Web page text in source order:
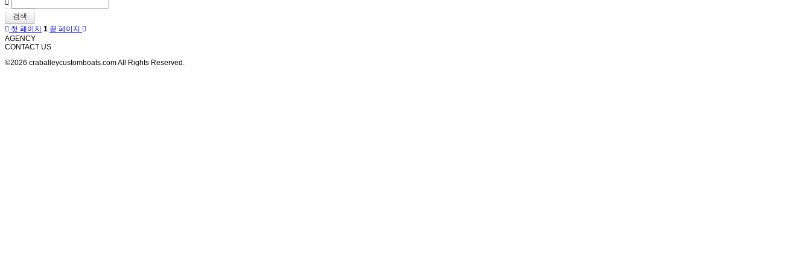
검색
첫 페이지 1 끝 페이지
AGENCY
CONTACT US
©2026 craballeycustomboats.com All Rights Reserved.